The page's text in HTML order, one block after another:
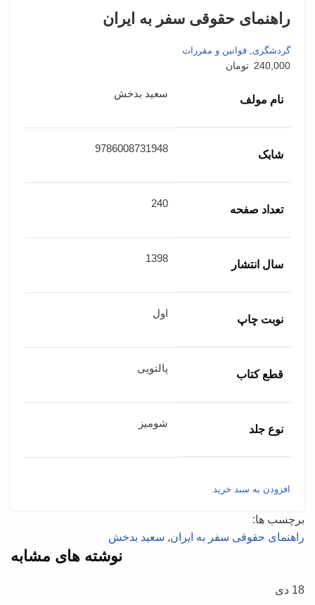
راهنمای حقوقی سفر به ایران
گردشگری, قوانین و مقررات
240,000 تومان
نام مولف
سعید بدخش
شابک
9786008731948
تعداد صفحه
240
سال انتشار
1398
نوبت چاپ
اول
قطع کتاب
پالتویی
نوع جلد
شومیز
افزودن به سبد خرید
برچسب ها:
راهنمای حقوقی سفر به ایران, سعید بدخش
نوشته های مشابه
18 دی